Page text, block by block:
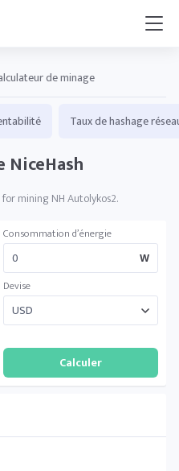
de minage
Taux de hashage
NiceHash
mining NH Autolykos2.
Consommation d’énergie
W
Devise